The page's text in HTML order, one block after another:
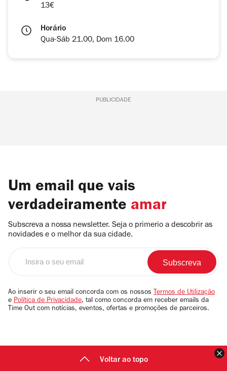
13€
Horário
Qua-Sáb 21.00, Dom 16.00
PUBLICIDADE
Um email que vais
verdadeiramente amar
Subscreva a nossa newsletter. Seja o primerio a descobrir as
novidades e o melhor da sua cidade.
email
Ao inserir o seu email concorda com os nossos Termos de Utilização
e Política de Privacidade, tal como concorda em receber emails da
Time Out com notícias, eventos, ofertas e promoções de parceiros.
Voltar ao topo